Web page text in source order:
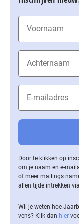
Door te klikken op
om je naam en e-
of meer mailings
allen tijde intrekken
Wil je weten hoe
vens? Klik dan hier